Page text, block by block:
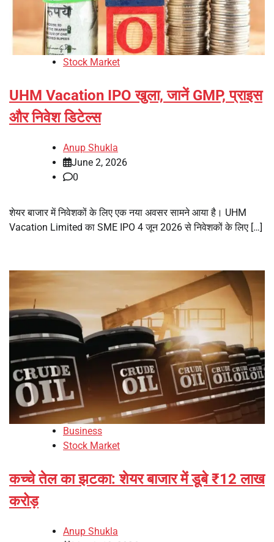
Stock Market
UHM Vacation IPO खुला, जानें GMP, प्राइस
और निवेश डिटेल्स
Anup Shukla
June 2, 2026
0
शेयर बाजार में निवेशकों के लिए एक नया अवसर सामने आया है। UHM
Vacation Limited का SME IPO 4 जून 2026 से निवेशकों के लिए […]
Business
Stock Market
कच्चे तेल का झटका: शेयर बाजार में डूबे ₹12 लाख
करोड़
Anup Shukla